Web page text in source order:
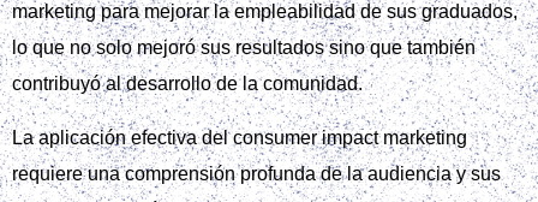
marketing para mejorar la empleabilidad de sus graduados,
lo que no solo mejoró sus resultados sino que también
contribuyó al desarrollo de la comunidad.
La aplicación efectiva del consumer impact marketing
requiere una comprensión profunda de la audiencia y sus